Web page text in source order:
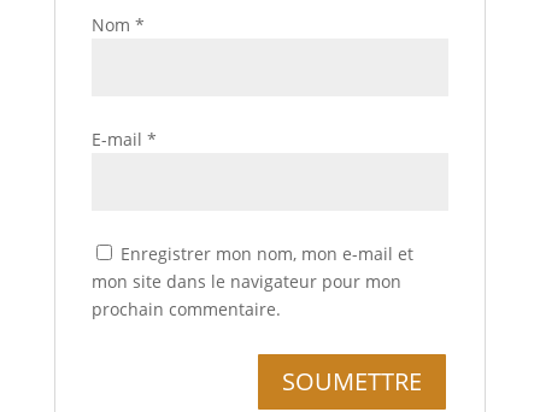
Nom *
E-mail *
Enregistrer mon nom, mon e-mail et
mon site dans le navigateur pour mon
prochain commentaire.